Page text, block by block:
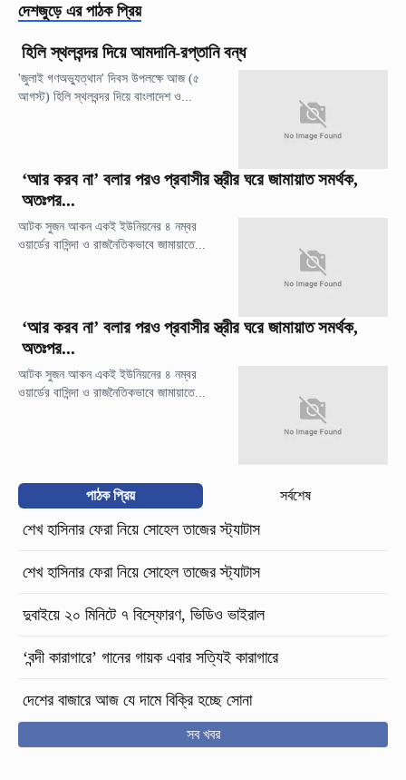
দেশজুড়ে এর পাঠক প্রিয়
হিলি স্থলবন্দর দিয়ে আমদানি-রপ্তানি বন্ধ
'জুলাই গণঅভ্যুত্থান' দিবস উপলক্ষে আজ (৫
আগস্ট) হিলি স্থলবন্দর দিয়ে বাংলাদেশ ও...
‘আর করব না’ বলার পরও প্রবাসীর স্ত্রীর ঘরে জামায়াত সমর্থক,
অতঃপর...
আটক সুজন আকন একই ইউনিয়নের ৪ নম্বর
ওয়ার্ডের বাসিন্দা ও রাজনৈতিকভাবে জামায়াতে...
‘আর করব না’ বলার পরও প্রবাসীর স্ত্রীর ঘরে জামায়াত সমর্থক,
অতঃপর...
আটক সুজন আকন একই ইউনিয়নের ৪ নম্বর
ওয়ার্ডের বাসিন্দা ও রাজনৈতিকভাবে জামায়াতে...
পাঠক প্রিয় সর্বশেষ
শেখ হাসিনার ফেরা নিয়ে সোহেল তাজের স্ট্যাটাস
শেখ হাসিনার ফেরা নিয়ে সোহেল তাজের স্ট্যাটাস
দুবাইয়ে ২০ মিনিটে ৭ বিস্ফোরণ, ভিডিও ভাইরাল
‘বন্দী কারাগারে’ গানের গায়ক এবার সত্যিই কারাগারে
দেশের বাজারে আজ যে দামে বিক্রি হচ্ছে সোনা
সব খবর